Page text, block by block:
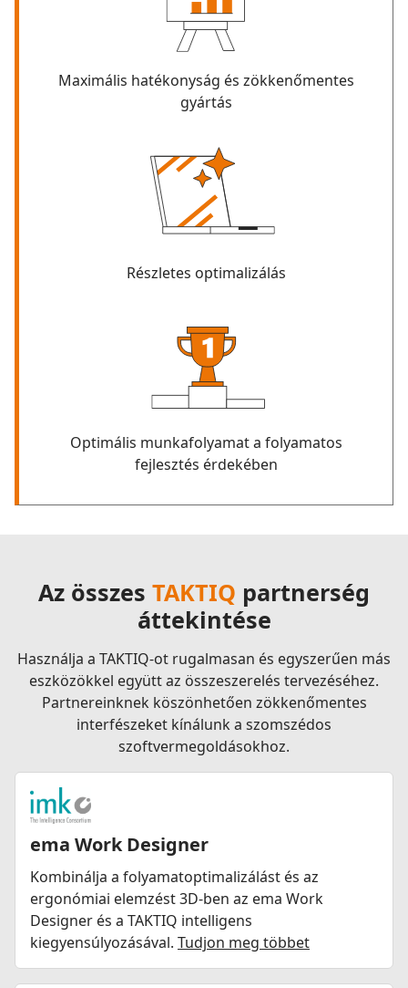
Maximális hatékonyság és zökkenőmentes
gyártás
Részletes optimalizálás
Optimális munkafolyamat a folyamatos
fejlesztés érdekében
Az összes TAKTIQ partnerség
áttekintése
Használja a TAKTIQ-ot rugalmasan és egyszerűen más
eszközökkel együtt az összeszerelés tervezéséhez.
Partnereinknek köszönhetően zökkenőmentes
interfészeket kínálunk a szomszédos
szoftvermegoldásokhoz.
ema Work Designer
Kombinálja a folyamatoptimalizálást és az
ergonómiai elemzést 3D-ben az ema Work
Designer és a TAKTIQ intelligens
kiegyensúlyozásával. Tudjon meg többet